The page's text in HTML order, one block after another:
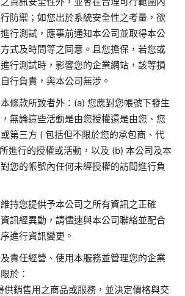
防禦；如您出於系統安全性之考量，欲
行測試，應事前通知本公司並取得本公
式及時間等之同意。且您擔保，若您或
行測試時，影響您的企業網站，該等損
行負責，與本公司無涉。
條款所致者外： (a) 您應對您帳號下發生
無論這些活動是由您授權還是由您、您
第三方 ( 包括但不限於您的承包商、代
所進行的授權或活動，以及 (b) 本公司及本
您的帳號內任何未經授權的訪問進行負
持您提供予本公司之所有資訊之正確
訊經異動，請儘速與本公司聯絡並配合
進行資訊變更。
責任經營、使用本服務並管理您的企業
於：
供銷售用之商品或服務，並決定價格與交